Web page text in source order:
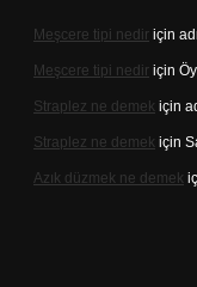
Meşcere tipi nedir için
Meşcere tipi nedir için
Straplez ne demek için
Straplez ne demek için
Azık düzmek ne demek